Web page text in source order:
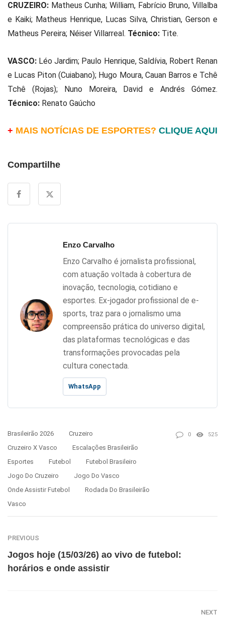
CRUZEIRO: Matheus Cunha; William, Fabrício Bruno, Villalba
e Kaiki; Matheus Henrique, Lucas Silva, Christian, Gerson e
Matheus Pereira; Néiser Villarreal. Técnico: Tite.
VASCO: Léo Jardim; Paulo Henrique, Saldívia, Robert Renan
e Lucas Piton (Cuiabano); Hugo Moura, Cauan Barros e Tchê
Tchê (Rojas); Nuno Moreira, David e Andrés Gómez.
Técnico: Renato Gaúcho
+ MAIS NOTÍCIAS DE ESPORTES? CLIQUE AQUI
Compartilhe
Enzo Carvalho
Enzo Carvalho é jornalista profissional,
com atuação voltada à cobertura de
inovação, tecnologia, cotidiano e
esportes. Ex-jogador profissional de e-
sports, traz para o jornalismo uma
compreensão prática do universo digital,
das plataformas tecnológicas e das
transformações provocadas pela
cultura conectada.
WhatsApp
Brasileirão 2026
Cruzeiro
Cruzeiro X Vasco
Escalações Brasileirão
Esportes
Futebol
Futebol Brasileiro
Jogo Do Cruzeiro
Jogo Do Vasco
Onde Assistir Futebol
Rodada Do Brasileirão
Vasco
0 525
PREVIOUS
Jogos hoje (15/03/26) ao vivo de futebol:
horários e onde assistir
NEXT